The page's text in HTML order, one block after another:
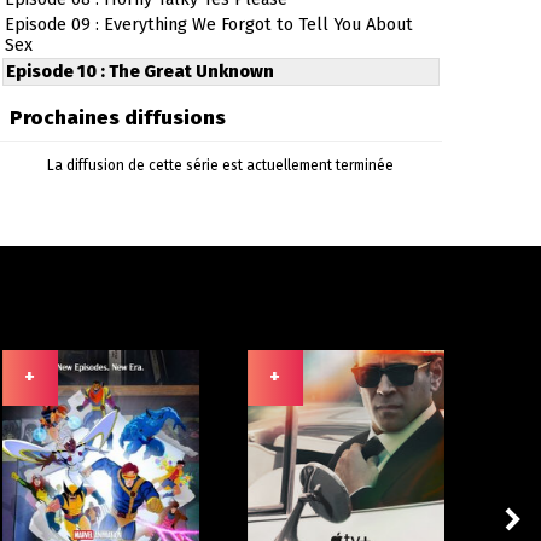
Episode 09 : Everything We Forgot to Tell You About
Sex
Episode 10 : The Great Unknown
Prochaines diffusions
La diffusion de cette série est actuellement terminée
+ +